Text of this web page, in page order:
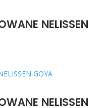
NELISSEN
NELISSEN